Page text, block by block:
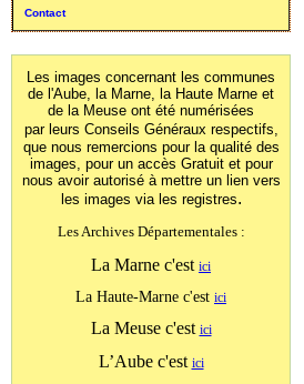
Contact
Les images concernant les communes
de l'Aube, la Marne, la Haute Marne et
de la Meuse ont été numérisées
par leurs Conseils Généraux respectifs,
que nous remercions pour la qualité des
images, pour un accès Gratuit et pour
nous avoir autorisé à mettre un lien vers
les images via les registres.
Les Archives Départementales :
La Marne c'est ici
La Haute-Marne c'est ici
La Meuse c'est ici
L’Aube c'est ici